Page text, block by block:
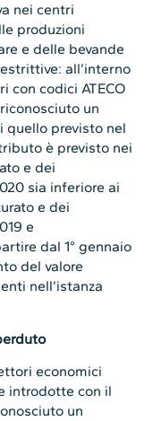
nei centri
produzioni
e delle bevande
all’interno
con codici ATECO
un
quello previsto nel
è previsto nei
e dei
sia inferiore ai
e dei
e
dal 1° gennaio
del valore
nell’istanza
economici
introdotte con il
un